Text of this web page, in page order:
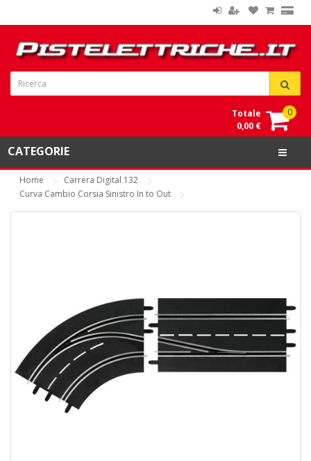
0
Totale
0,00 €
CATEGORIE
Home
Carrera Digital 132
Curva Cambio Corsia Sinistro In to Out